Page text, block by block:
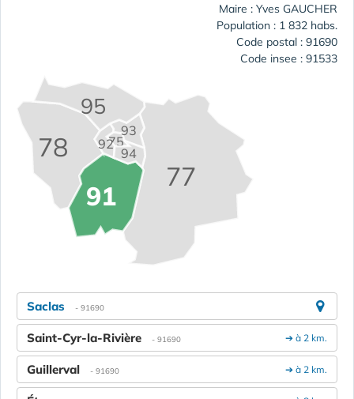
Maire : Yves GAUCHER
Population : 1 832 habs.
Code postal : 91690
Code insee : 91533
75
77
78
91
92
93
94
95
Saclas - 91690
➔ à 2 km.
Saint-Cyr-la-Rivière - 91690
➔ à 2 km.
Guillerval - 91690